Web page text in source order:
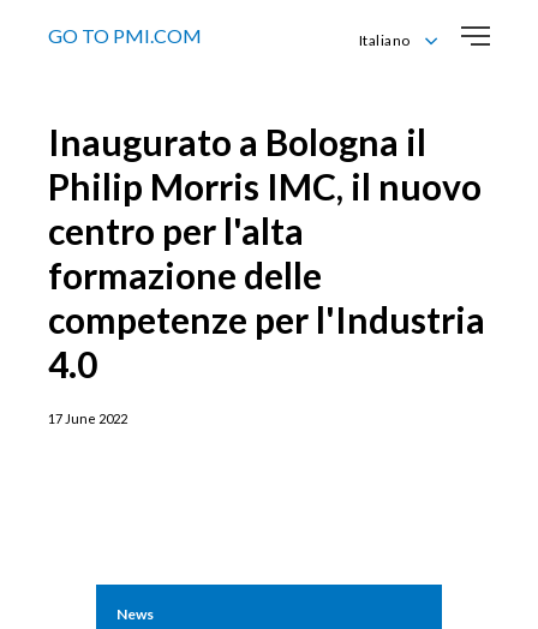
GO TO PMI.COM
Italiano
Inaugurato a Bologna il
Philip Morris IMC, il nuovo
centro per l'alta
formazione delle
competenze per l'Industria
4.0
17 June 2022
News